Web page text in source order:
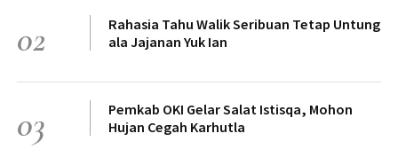
02
Rahasia Tahu Walik Seribuan Tetap Untung
ala Jajanan Yuk Ian
03
Pemkab OKI Gelar Salat Istisqa, Mohon
Hujan Cegah Karhutla